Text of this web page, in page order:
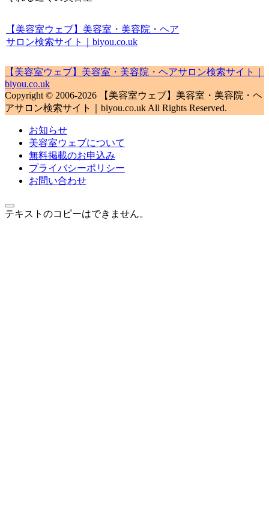
【美容室ウェブ】美容室・美容院・ヘア
サロン検索サイト｜biyou.co.uk
【美容室ウェブ】美容室・美容院・ヘアサロン検索サイト｜
biyou.co.uk
Copyright © 2006-2026 【美容室ウェブ】美容室・美容院・ヘ
アサロン検索サイト｜biyou.co.uk All Rights Reserved.
お知らせ
美容室ウェブについて
無料掲載のお申込み
プライバシーポリシー
お問い合わせ
テキストのコピーはできません。